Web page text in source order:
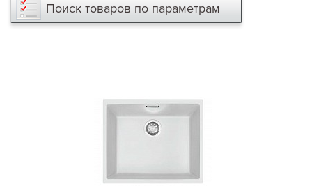
Поиск товаров по параметрам